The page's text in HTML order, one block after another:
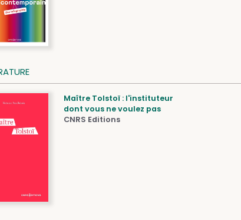
Maître Tolstoï : l'instituteur
dont vous ne voulez pas
CNRS Editions